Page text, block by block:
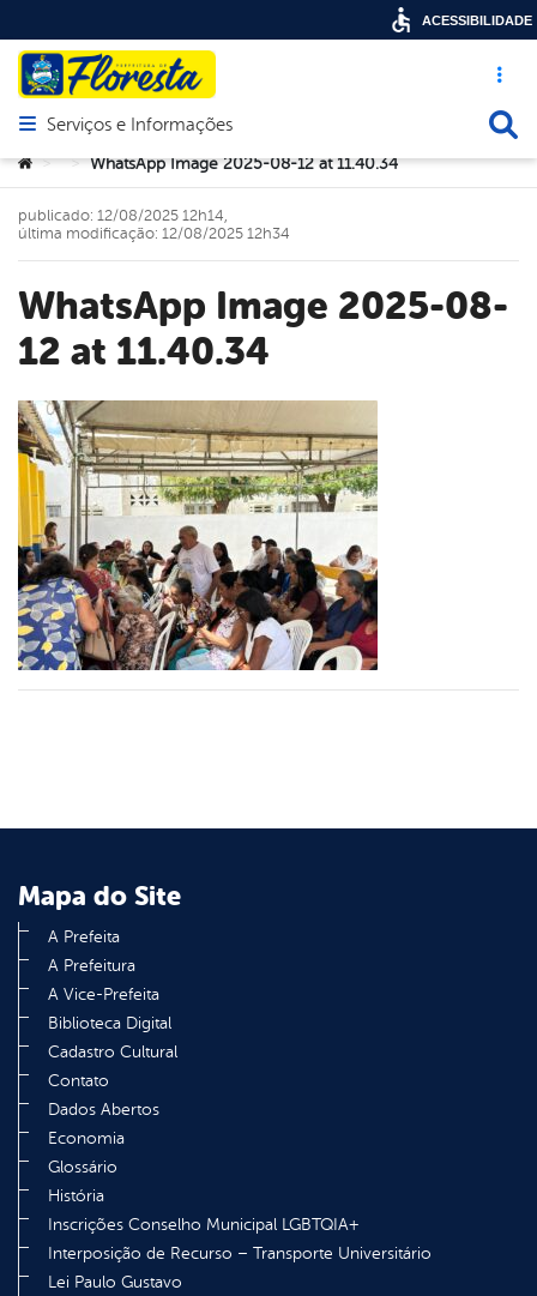
Acesso
Abrir menu principal de navegação
Serviços e Informações
Você está aqui:
> > WhatsApp Image 2025-08-12 at 11.40.34
WhatsApp Image 2025-08-
12 at 11.40.34
publicado: 12/08/2025 12h14,
última modificação: 12/08/2025 12h34
Mapa do Site
A Prefeita
A Prefeitura
A Vice-Prefeita
Biblioteca Digital
Cadastro Cultural
Contato
Dados Abertos
Economia
Glossário
História
Inscrições Conselho Municipal LGBTQIA+
Interposição de Recurso – Transporte Universitário
Lei Paulo Gustavo
ACESSIBILIDADE